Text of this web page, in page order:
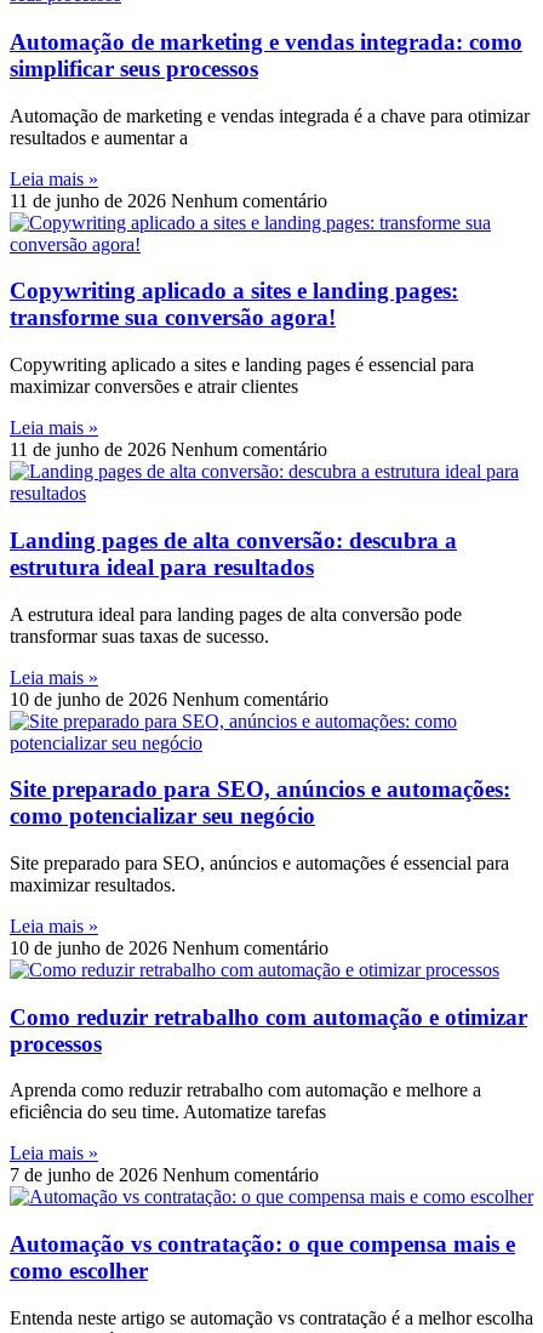
Automação de marketing e vendas integrada: como
simplificar seus processos
Automação de marketing e vendas integrada é a chave para otimizar
resultados e aumentar a
Leia mais »
11 de junho de 2026 Nenhum comentário
Copywriting aplicado a sites e landing pages:
transforme sua conversão agora!
Copywriting aplicado a sites e landing pages é essencial para
maximizar conversões e atrair clientes
Leia mais »
11 de junho de 2026 Nenhum comentário
Landing pages de alta conversão: descubra a
estrutura ideal para resultados
A estrutura ideal para landing pages de alta conversão pode
transformar suas taxas de sucesso.
Leia mais »
10 de junho de 2026 Nenhum comentário
Site preparado para SEO, anúncios e automações:
como potencializar seu negócio
Site preparado para SEO, anúncios e automações é essencial para
maximizar resultados.
Leia mais »
10 de junho de 2026 Nenhum comentário
Como reduzir retrabalho com automação e otimizar
processos
Aprenda como reduzir retrabalho com automação e melhore a
eficiência do seu time. Automatize tarefas
Leia mais »
7 de junho de 2026 Nenhum comentário
Automação vs contratação: o que compensa mais e
como escolher
Entenda neste artigo se automação vs contratação é a melhor escolha